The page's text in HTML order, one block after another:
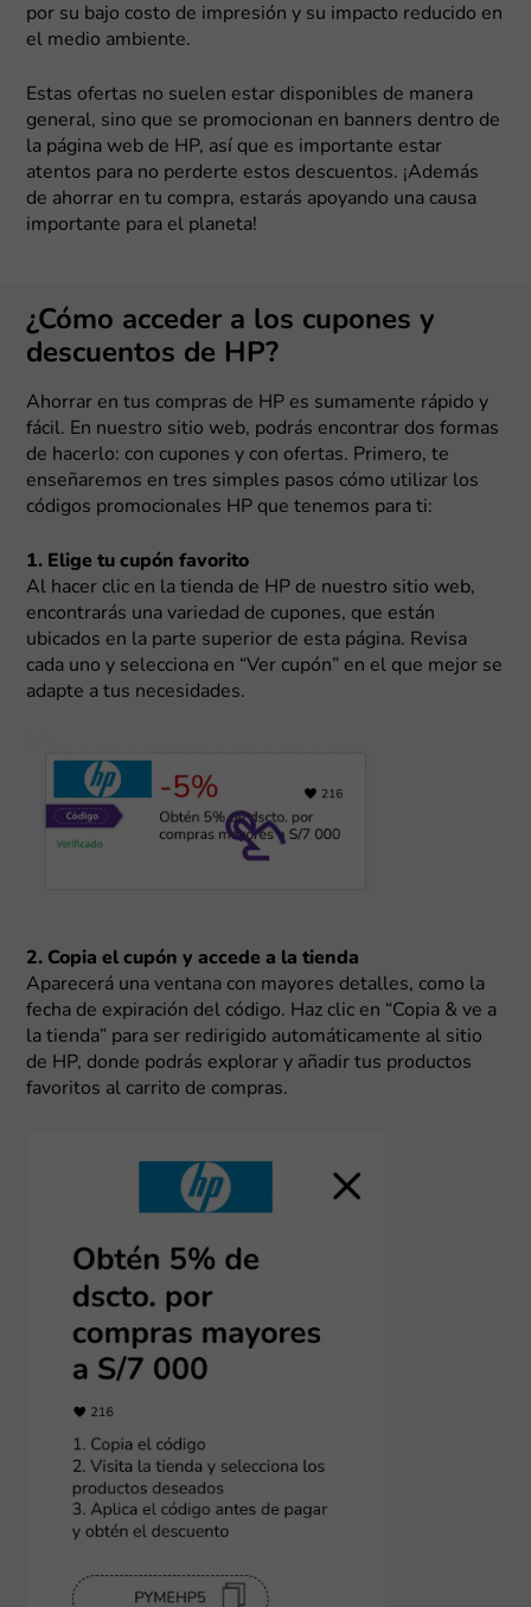
por su bajo costo de impresión y su impacto reducido en
el medio ambiente.
Estas ofertas no suelen estar disponibles de manera
general, sino que se promocionan en banners dentro de
la página web de HP, así que es importante estar
atentos para no perderte estos descuentos. ¡Además
de ahorrar en tu compra, estarás apoyando una causa
importante para el planeta!
¿Cómo acceder a los cupones y
descuentos de HP?
Ahorrar en tus compras de HP es sumamente rápido y
fácil. En nuestro sitio web, podrás encontrar dos formas
de hacerlo: con cupones y con ofertas. Primero, te
enseñaremos en tres simples pasos cómo utilizar los
códigos promocionales HP que tenemos para ti:
1. Elige tu cupón favorito
Al hacer clic en la tienda de HP de nuestro sitio web,
encontrarás una variedad de cupones, que están
ubicados en la parte superior de esta página. Revisa
cada uno y selecciona en “Ver cupón” en el que mejor se
adapte a tus necesidades.
2. Copia el cupón y accede a la tienda
Aparecerá una ventana con mayores detalles, como la
fecha de expiración del código. Haz clic en “Copia & ve a
la tienda” para ser redirigido automáticamente al sitio
de HP, donde podrás explorar y añadir tus productos
favoritos al carrito de compras.